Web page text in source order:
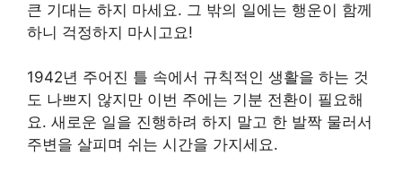
큰 기대는 하지 마세요. 그 밖의 일에는 행운이 함께
하니 걱정하지 마시고요!
1942년 주어진 틀 속에서 규칙적인 생활을 하는 것
도 나쁘지 않지만 이번 주에는 기분 전환이 필요해
요. 새로운 일을 진행하려 하지 말고 한 발짝 물러서
주변을 살피며 쉬는 시간을 가지세요.